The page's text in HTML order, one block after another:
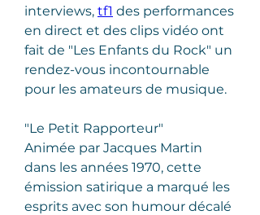
interviews, tf1 des performances
en direct et des clips vidéo ont
fait de "Les Enfants du Rock" un
rendez-vous incontournable
pour les amateurs de musique.
"Le Petit Rapporteur"
Animée par Jacques Martin
dans les années 1970, cette
émission satirique a marqué les
esprits avec son humour décalé